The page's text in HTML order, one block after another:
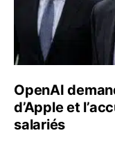
OpenAI
d’Apple et
salariés